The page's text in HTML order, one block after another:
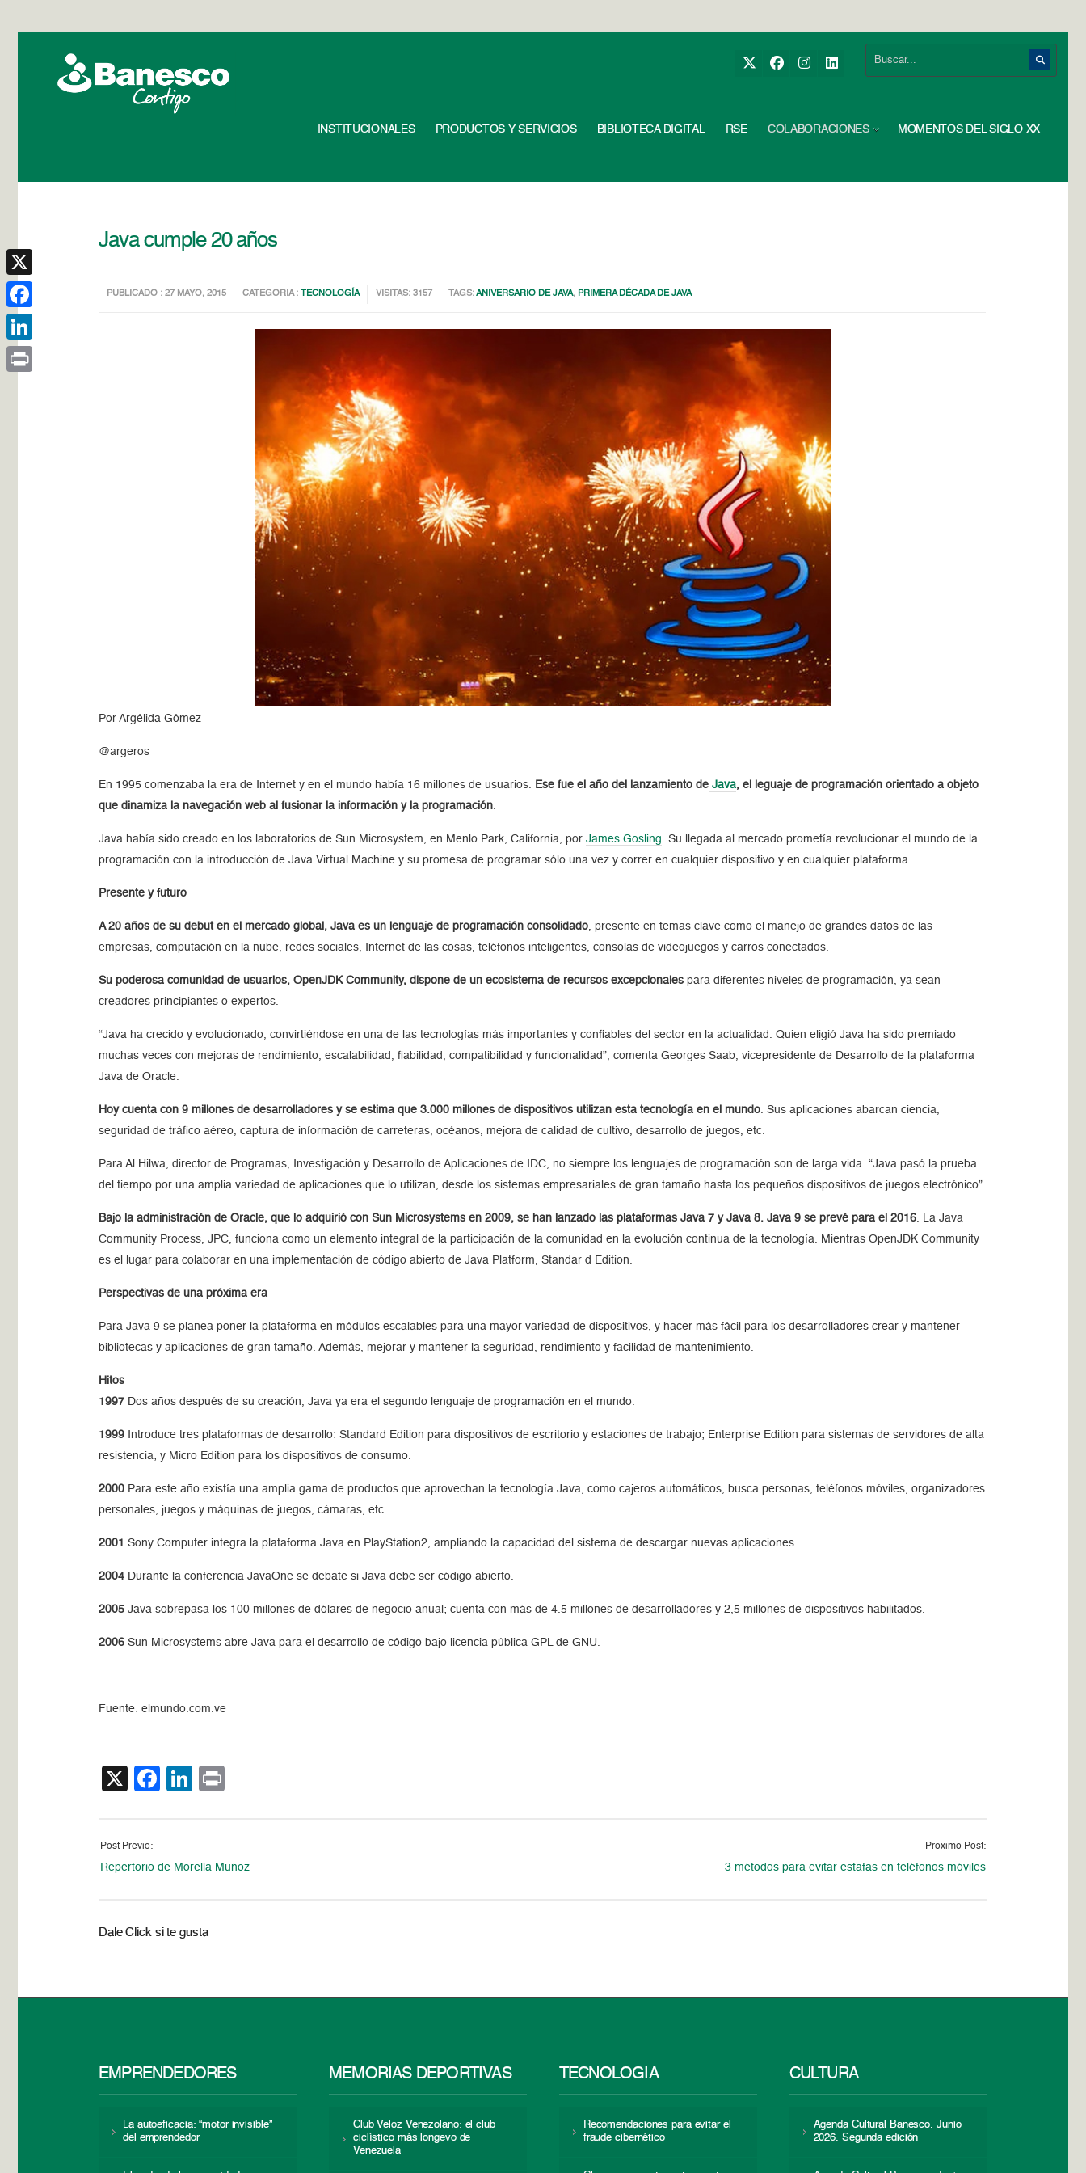
INSTITUCIONALES PRODUCTOS Y SERVICIOS BIBLIOTECA DIGITAL RSE COLABORACIONES MOMENTOS DEL SIGLO XX
Java cumple 20 años
PUBLICADO : 27 MAYO, 2015 CATEGORIA : TECNOLOGÍA VISITAS: 3157 TAGS:ANIVERSARIO DE JAVA, PRIMERA DÉCADA DE JAVA
Por Argélida Gómez
@argeros
En 1995 comenzaba la era de Internet y en el mundo había 16 millones de usuarios. Ese fue el año del lanzamiento de Java, el leguaje de programación orientado a objeto
que dinamiza la navegación web al fusionar la información y la programación
Java había sido creado en los laboratorios de Sun Microsystem, en Menlo Park, California, porJames Gosling . Su llegada al mercado prometía revolucionar el mundo de la
programación con la introducción de Java Virtual Machine y su promesa de programar sólo una vez y correr en cualquier dispositivo y en cualquier plataforma.
Presente y futuro
A 20 años de su debut en el mercado global, Java es un lenguaje de programación consolidado , presente en temas clave como el manejo de grandes datos de las
empresas, computación en la nube, redes sociales, Internet de las cosas, teléfonos inteligentes, consolas de videojuegos y carros conectados.
Su poderosa comunidad de usuarios, OpenJDK Community, dispone de un ecosistema de recursos excepcionales para diferentes niveles de programación, ya sean
creadores principiantes o expertos.
“Java ha crecido y evolucionado, convirtiéndose en una de las tecnologías más importantes y confiables del sector en la actualidad. Quien eligió Java ha sido premiado
muchas veces con mejoras de rendimiento, escalabilidad, fiabilidad, compatibilidad y funcionalidad”, comenta Georges Saab, vicepresidente de Desarrollo de la plataforma
Java de Oracle.
Hoy cuenta con 9 millones de desarrolladores y se estima que 3.000 millones de dispositivos utilizan esta tecnología en el mundo . Sus aplicaciones abarcan ciencia,
seguridad de tráfico aéreo, captura de información de carreteras, océanos, mejora de calidad de cultivo, desarrollo de juegos, etc.
Para Al Hilwa, director de Programas, Investigación y Desarrollo de Aplicaciones de IDC, no siempre los lenguajes de programación son de larga vida. “Java pasó la prueba
del tiempo por una amplia variedad de aplicaciones que lo utilizan, desde los sistemas empresariales de gran tamaño hasta los pequeños dispositivos de juegos electrónico”.
Bajo la administración de Oracle, que lo adquirió con Sun Microsystems en 2009, se han lanzado las plataformas Java 7 y Java 8. Java 9 se prevé para el 2016 . La Java
Community Process, JPC, funciona como un elemento integral de la participación de la comunidad en la evolución continua de la tecnología. Mientras OpenJDK Community
es el lugar para colaborar en una implementación de código abierto de Java Platform, Standar d Edition.
Perspectivas de una próxima era
Para Java 9 se planea poner la plataforma en módulos escalables para una mayor variedad de dispositivos, y hacer más fácil para los desarrolladores crear y mantener
bibliotecas y aplicaciones de gran tamaño. Además, mejorar y mantener la seguridad, rendimiento y facilidad de mantenimiento.
Hitos
1997 Dos años después de su creación, Java ya era el segundo lenguaje de programación en el mundo.
1999 Introduce tres plataformas de desarrollo: Standard Edition para dispositivos de escritorio y estaciones de trabajo; Enterprise Edition para sistemas de servidores de alta
resistencia; y Micro Edition para los dispositivos de consumo.
2000 Para este año existía una amplia gama de productos que aprovechan la tecnología Java, como cajeros automáticos, busca personas, teléfonos móviles, organizadores
personales, juegos y máquinas de juegos, cámaras, etc.
2001 Sony Computer integra la plataforma Java en PlayStation2, ampliando la capacidad del sistema de descargar nuevas aplicaciones.
2004 Durante la conferencia JavaOne se debate si Java debe ser código abierto.
2005 Java sobrepasa los 100 millones de dólares de negocio anual; cuenta con más de 4.5 millones de desarrolladores y 2,5 millones de dispositivos habilitados.
2006 Sun Microsystems abre Java para el desarrollo de código bajo licencia pública GPL de GNU.
Fuente: elmundo.com.ve
X Facebook
LinkedIn
Post Previo:
Repertorio de Morella Muñoz
Proximo Post:
3 métodos para evitar estafas en teléfonos móviles
Dale Click si te gusta
EMPRENDEDORES
La autoeficacia: “motor invisible”
del emprendedor
MEMORIAS DEPORTIVAS
Club Veloz Venezolano: el club
ciclístico más longevo de
Venezuela
TECNOLOGÍA
Recomendaciones para evitar el
fraude cibernético
CULTURA
Agenda Cultural Banesco. Junio
2026. Segunda edición
X
Facebook
LinkedIn